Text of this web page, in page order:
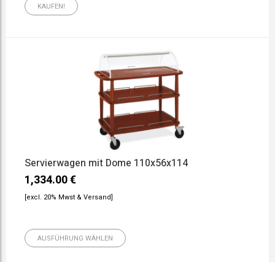
KAUFEN!
Servierwagen mit Dome 110x56x114
1,334.00€
[excl. 20% Mwst & Versand]
AUSFÜHRUNG WÄHLEN